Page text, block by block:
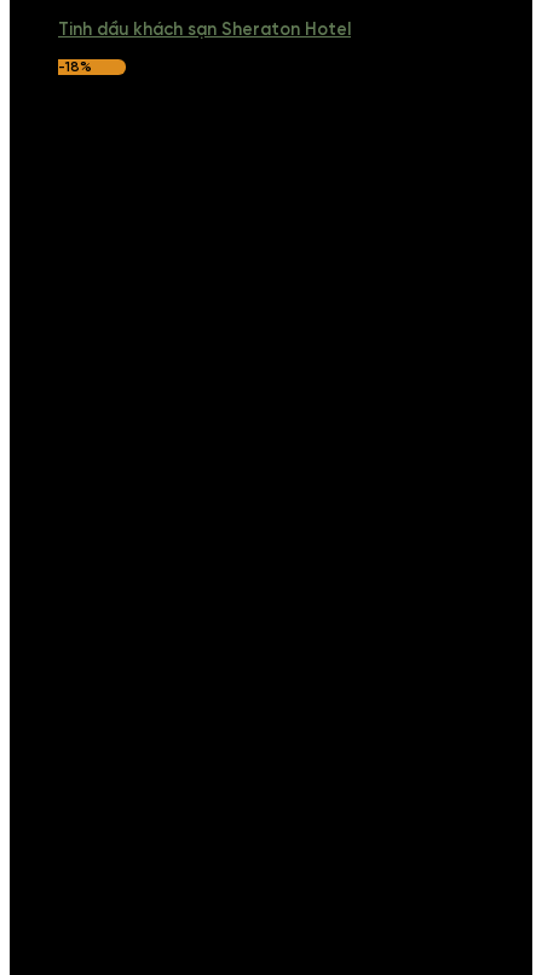
Tinh dầu khách sạn Sheraton Hotel
-18%